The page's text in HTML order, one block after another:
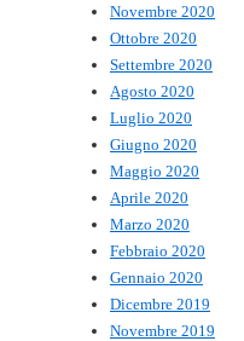
Novembre 2020
Ottobre 2020
Settembre 2020
Agosto 2020
Luglio 2020
Giugno 2020
Maggio 2020
Aprile 2020
Marzo 2020
Febbraio 2020
Gennaio 2020
Dicembre 2019
Novembre 2019